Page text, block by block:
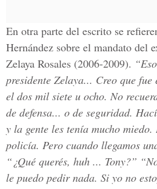
En otra parte del escrito se
Hernández sobre el mandato del
Zelaya Rosales (2006-2009).
presidente Zelaya... Creo que
el dos mil siete u ocho. No
de defensa... o de seguridad.
y la gente les tenía mucho
policía. Pero cuando llegamos
“¿Qué querés, huh ... Tony?”
le puedo pedir nada. Si yo no